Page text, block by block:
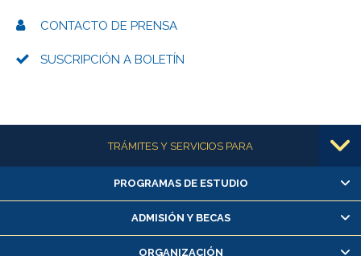
CONTACTO DE PRENSA
SUSCRIPCIÓN A BOLETÍN
Más informaciónTRÁMITES Y SERVICIOS PARA
Alumnas/os y exalumnas/os
Matrícula en línea
Inscripción y cambio de asignaturas
PROGRAMAS DE ESTUDIO
ADMISIÓN Y BECAS
ORGANIZACIÓN